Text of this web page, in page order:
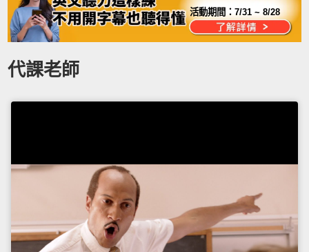
活動期間：7/31 ~ 8/28
代課老師